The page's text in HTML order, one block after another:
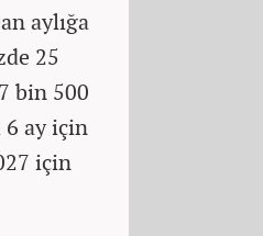
aylığa
25
bin 500
6 ay için
için